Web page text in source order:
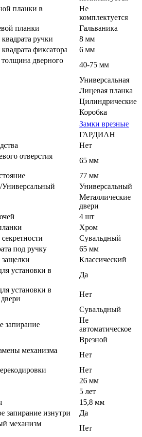
планки в
Не
комплектуется
планки
Гальваника
ручки
8 мм
фиксатора
6 мм
дверного
40-75 мм
Универсальная
Лицевая планка
Цилиндрические
Коробка
Замки врезные
ГАРДИАН
Нет
отверстия
65 мм
77 мм
Универсальный
Металлические
двери
4 шт
Хром
Сувальдный
под ручку
65 мм
Классический
установки в
Да
установки в
Нет
Сувальдный
запирание
Не
автоматическое
Врезной
механизма
Нет
Нет
26 мм
5 лет
15,8 мм
запирание изнутри
Да
механизм
Нет